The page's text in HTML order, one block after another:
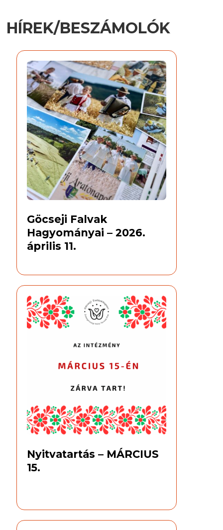
HÍREK/BESZÁMOLÓK
Göcseji Falvak
Hagyományai – 2026.
április 11.
Nyitvatartás – MÁRCIUS
15.